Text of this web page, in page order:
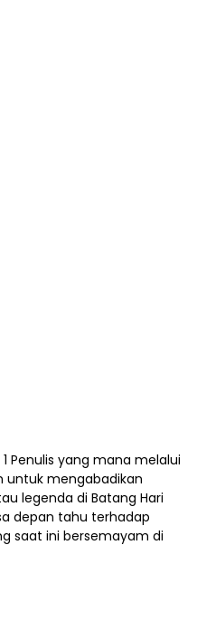
Penulis yang mana melalui
untuk mengabadikan
legenda di Batang Hari
depan tahu terhadap
saat ini bersemayam di